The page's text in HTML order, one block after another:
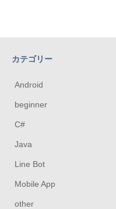
カテゴリー
Android
beginner
C#
Java
Line Bot
Mobile App
other